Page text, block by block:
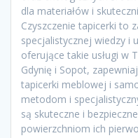
dla materiałów i
Czyszczenie tapicerki to
specjalistycznej wiedzy i
oferujące takie usługi w
Gdynię i Sopot,
tapicerki meblowej i
metodom i
są skuteczne i
powierzchniom ich